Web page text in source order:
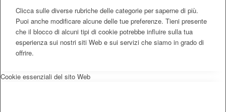
Clicca sulle diverse rubriche delle categorie per saperne di più.
Puoi anche modificare alcune delle tue preferenze. Tieni presente
che il blocco di alcuni tipi di cookie potrebbe influire sulla tua
esperienza sui nostri siti Web e sui servizi che siamo in grado di
offrire.
Cookie essenziali del sito Web